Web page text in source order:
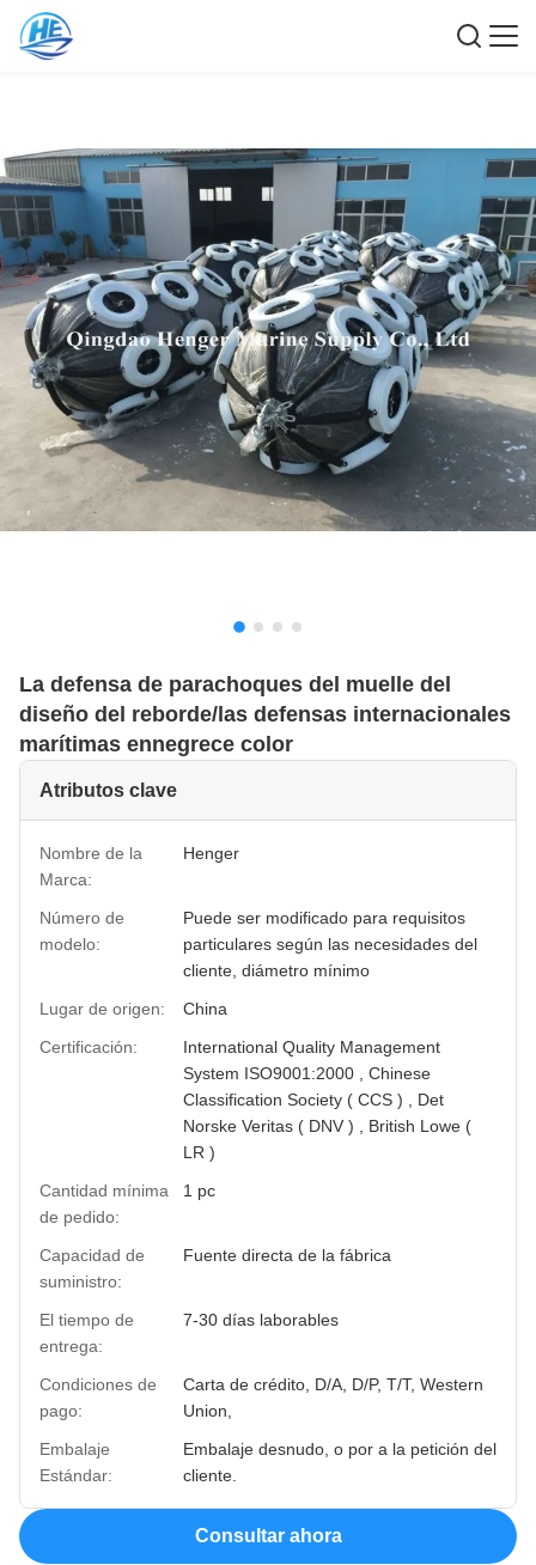
La defensa de parachoques del muelle del
diseño del reborde/las defensas internacionales
marítimas ennegrece color
Atributos clave
Nombre de la
Marca:
Henger
Número de
modelo:
Puede ser modificado para requisitos
particulares según las necesidades del
cliente, diámetro mínimo
Lugar de origen:
China
Certificación:
International Quality Management
System ISO9001:2000 , Chinese
Classification Society ( CCS ) , Det
Norske Veritas ( DNV ) , British Lowe (
LR )
Cantidad mínima
de pedido:
1 pc
Capacidad de
suministro:
Fuente directa de la fábrica
El tiempo de
entrega:
7-30 días laborables
Condiciones de
pago:
Carta de crédito, D/A, D/P, T/T, Western
Union,
Embalaje
Estándar:
Embalaje desnudo, o por a la petición del
cliente.
Consultar ahora